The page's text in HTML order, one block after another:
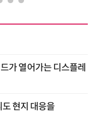
가 열어가는 디스플레
도 현지 대응을